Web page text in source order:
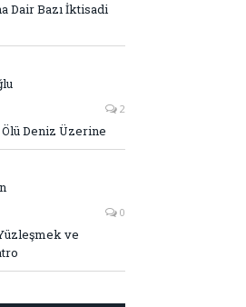
Dair Bazı İktisadi
2
Deniz Üzerine
0
ve